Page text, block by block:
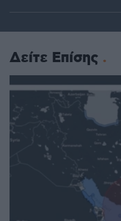
Δείτε Επίσης